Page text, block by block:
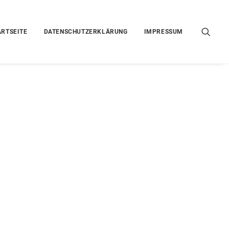
DATENSCHUTZERKLÄRUNG IMPRESSUM